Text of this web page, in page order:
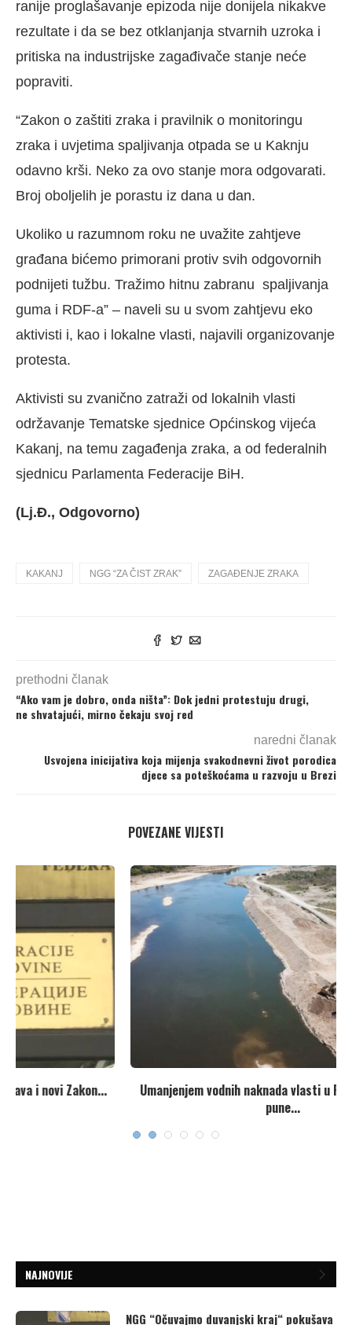
ranije proglašavanje epizoda nije donijela nikakve
rezultate i da se bez otklanjanja stvarnih uzroka i
pritiska na industrijske zagađivače stanje neće
popraviti.
“Zakon o zaštiti zraka i pravilnik o monitoringu
zraka i uvjetima spaljivanja otpada se u Kaknju
odavno krši. Neko za ovo stanje mora odgovarati.
Broj oboljelih je porastu iz dana u dan.
Ukoliko u razumnom roku ne uvažite zahtjeve
građana bićemo primorani protiv svih odgovornih
podnijeti tužbu. Tražimo hitnu zabranu spaljivanja
guma i RDF-a” – naveli su u svom zahtjevu eko
aktivisti i, kao i lokalne vlasti, najavili organizovanje
protesta.
Aktivisti su zvanično zatraži od lokalnih vlasti
održavanje Tematske sjednice Općinskog vijeća
Kakanj, na temu zagađenja zraka, a od federalnih
sjednicu Parlamenta Federacije BiH.
(Lj.Đ., Odgovorno)
KAKANJ NGG “ZA ČIST ZRAK” ZAGAĐENJE ZRAKA
prethodni članak
“Ako vam je dobro, onda ništa”: Dok jedni protestuju drugi,
ne shvatajući, mirno čekaju svoj red
naredni članak
Usvojena inicijativa koja mijenja svakodnevni život porodica
djece sa poteškoćama u razvoju u Brezi
POVEZANE VIJESTI
Umanjenjem vodnih naknada vlasti u Republici Srpskoj
7. Avgusta 2026.
NAJNOVIJE